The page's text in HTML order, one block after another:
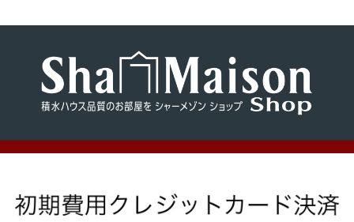
スタッフ紹介
リフォーム のことなら！
オーナー様へ
住宅型有料老人 Ｆｌｅｕｒａｇｅ
会社概要
登